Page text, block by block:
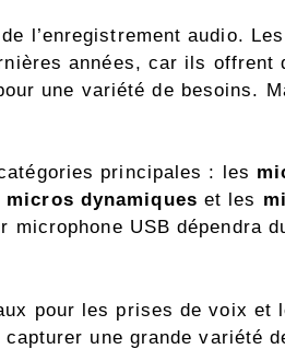
l’enregistrement audio.
années, car ils offrent
une variété de besoins.
principales : les
micros dynamiques et les
USB dépendra
pour les prises de voix
une grande variété